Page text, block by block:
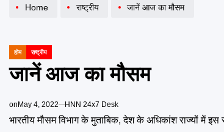
Home राष्ट्रीय जानें आज का मौसम
POSTED
होम राष्ट्रीय
जानें आज का मौसम
onMay 4, 2022 HNN 24x7 Desk
भारतीय मौसम विभाग के मुताबिक, देश के अधिकांश राज्यों में